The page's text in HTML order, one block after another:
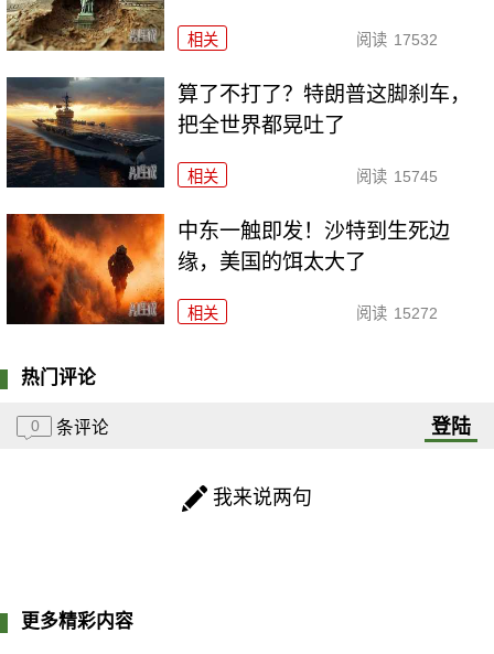
相关 阅读 17532
算了不打了？特朗普这脚刹车，
把全世界都晃吐了
相关 阅读 15745
中东一触即发！沙特到生死边
缘，美国的饵太大了
相关 阅读 15272
热门评论
0 条评论 登陆
我来说两句
更多精彩内容